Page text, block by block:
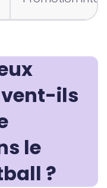
ils
le
?